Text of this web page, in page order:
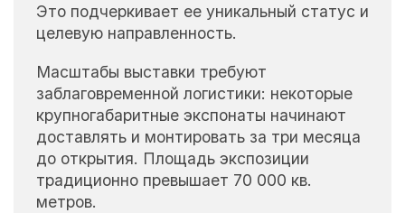
Это подчеркивает ее уникальный статус и
целевую направленность.
Масштабы выставки требуют
заблаговременной логистики: некоторые
крупногабаритные экспонаты начинают
доставлять и монтировать за три месяца
до открытия. Площадь экспозиции
традиционно превышает 70 000 кв.
метров.